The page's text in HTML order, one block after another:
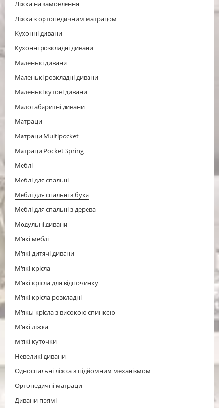
Ліжка на замовлення
Ліжка з ортопедичним матрацом
Кухонні дивани
Кухонні розкладні дивани
Маленькі дивани
Маленькі розкладні дивани
Маленькі кутові дивани
Малогабаритні дивани
Матраци
Матраци Multipocket
Матраци Pocket Spring
Меблі
Меблі для спальні
Меблі для спальні з бука
Меблі для спальні з дерева
Модульні дивани
М'які меблі
М'які дитячі дивани
М'які крісла
М'які крісла для відпочинку
М'які крісла розкладні
М'якы крісла з високою спинкою
М'які ліжка
М'які куточки
Невеликі дивани
Односпальні ліжка з підйомним механізмом
Ортопедичні матраци
Дивани прямі